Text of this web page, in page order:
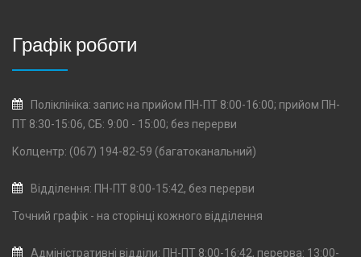
Графік роботи
Поліклініка: запис на прийом ПН-ПТ 8:00-16:00; прийом ПН-
ПТ 8:30-15:06, СБ: 9:00 - 15:00; без перерви
Колцентр: (067) 194-82-59 (багатоканальний)
Відділення: ПН-ПТ 8:00-15:42, без перерви
Точний графік - на сторінці кожного відділення
Адміністративні відділи: ПН-ПТ 8:00-16:42, перерва: 13:00-